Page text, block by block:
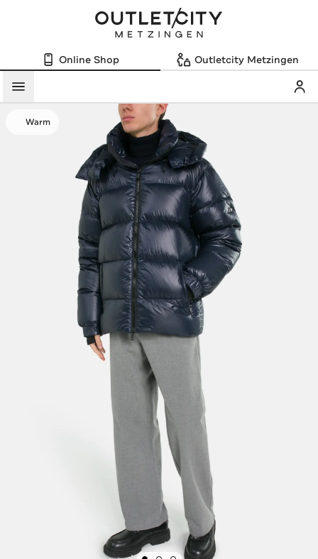
Online Shop Outletcity Metzingen
Menü
Warm